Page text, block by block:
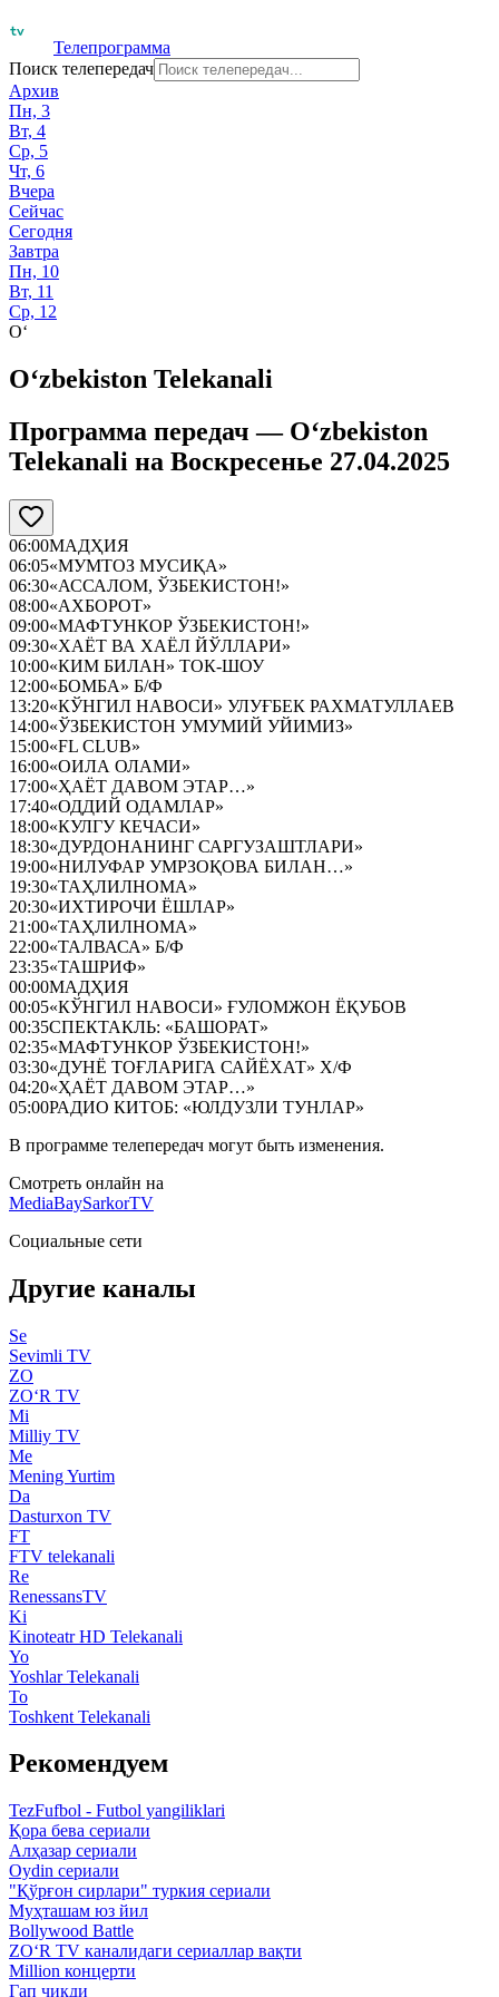
Телепрограмма
Поиск телепередач
Архив
Пн, 3
Вт, 4
Ср, 5
Чт, 6
Вчера
Сейчас
Сегодня
Завтра
Пн, 10
Вт, 11
Ср, 12
O‘
O‘zbekiston Telekanali
Программа передач — O‘zbekiston
Telekanali на Воскресенье 27.04.2025
06:00МАДҲИЯ
06:05«МУМТОЗ МУСИҚА»
06:30«АССАЛОМ, ЎЗБЕКИСТОН!»
08:00«АХБОРОТ»
09:00«МАФТУНКОР ЎЗБЕКИСТОН!»
09:30«ХАЁТ ВА ХАЁЛ ЙЎЛЛАРИ»
10:00«КИМ БИЛАН» ТОК-ШОУ
12:00«БОМБА» Б/Ф
13:20«КЎНГИЛ НАВОСИ» УЛУҒБЕК РАХМАТУЛЛАЕВ
14:00«ЎЗБЕКИСТОН УМУМИЙ УЙИМИЗ»
15:00«FL CLUB»
16:00«ОИЛА ОЛАМИ»
17:00«ҲАЁТ ДАВОМ ЭТАР…»
17:40«ОДДИЙ ОДАМЛАР»
18:00«КУЛГУ КЕЧАСИ»
18:30«ДУРДОНАНИНГ САРГУЗАШТЛАРИ»
19:00«НИЛУФАР УМРЗОҚОВА БИЛАН…»
19:30«ТАҲЛИЛНОМА»
20:30«ИХТИРОЧИ ЁШЛАР»
21:00«ТАҲЛИЛНОМА»
22:00«ТАЛВАСА» Б/Ф
23:35«ТАШРИФ»
00:00МАДҲИЯ
00:05«КЎНГИЛ НАВОСИ» ҒУЛОМЖОН ЁҚУБОВ
00:35СПЕКТАКЛЬ: «БАШОРАТ»
02:35«МАФТУНКОР ЎЗБЕКИСТОН!»
03:30«ДУНЁ ТОҒЛАРИГА САЙЁХАТ» Х/Ф
04:20«ҲАЁТ ДАВОМ ЭТАР…»
05:00РАДИО КИТОБ: «ЮЛДУЗЛИ ТУНЛАР»
В программе телепередач могут быть изменения.
Смотреть онлайн на
MediaBaySarkorTV
Социальные сети
Другие каналы
Se
Sevimli TV
ZO
ZO‘R TV
Mi
Milliy TV
Me
Mening Yurtim
Da
Dasturxon TV
FT
FTV telekanali
Re
RenessansTV
Ki
Kinoteatr HD Telekanali
Yo
Yoshlar Telekanali
To
Toshkent Telekanali
Рекомендуем
TezFufbol - Futbol yangiliklari
Қора бева сериали
Алҳазар сериали
Oydin сериали
"Қўрғон сирлари" туркия сериали
Муҳташам юз йил
Bollywood Battle
ZO‘R TV каналидаги сериаллар вақти
Million концерти
Гап чиқди